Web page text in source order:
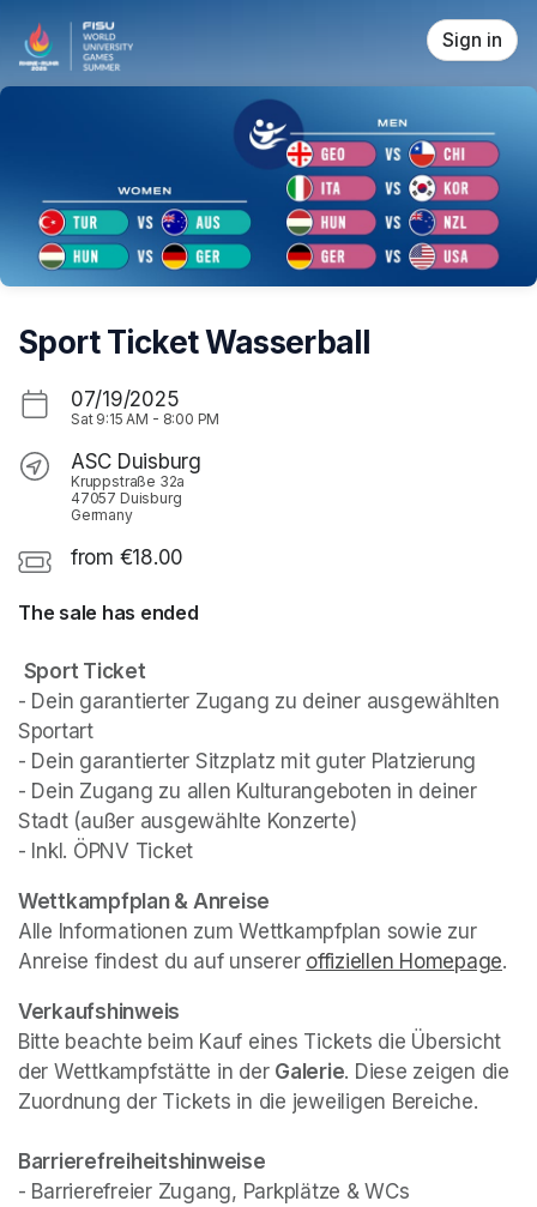
Sign in
Sport Ticket Wasserball
07/19/2025
Sat 9:15 AM - 8:00 PM
ASC Duisburg
Kruppstraße 32a
47057 Duisburg
Germany
from €18.00
The sale has ended
Sport Ticket
- Dein garantierter Zugang zu deiner ausgewählten
Sportart
- Dein garantierter Sitzplatz mit guter Platzierung
- Dein Zugang zu allen Kulturangeboten in deiner
Stadt (außer ausgewählte Konzerte)
- Inkl. ÖPNV Ticket
(opens in a new tab)
(opens in a new tab)
Wettkampfplan & Anreise
Alle Informationen zum Wettkampfplan sowie zur
Anreise findest du auf unserer offiziellen Homepage.
Verkaufshinweis
Bitte beachte beim Kauf eines Tickets die Übersicht
der Wettkampfstätte in der Galerie. Diese zeigen die
Zuordnung der Tickets in die jeweiligen Bereiche.
- Barrierefreier Zugang, Parkplätze & WCs